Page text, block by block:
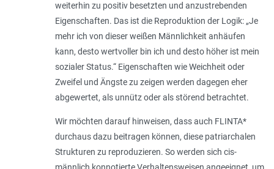
weiterhin zu positiv besetzten und anzustrebenden
Eigenschaften. Das ist die Reproduktion der Logik: „Je
mehr ich von dieser weißen Männlichkeit anhäufen
kann, desto wertvoller bin ich und desto höher ist mein
sozialer Status.“ Eigenschaften wie Weichheit oder
Zweifel und Ängste zu zeigen werden dagegen eher
abgewertet, als unnütz oder als störend betrachtet.
Wir möchten darauf hinweisen, dass auch FLINTA*
durchaus dazu beitragen können, diese patriarchalen
Strukturen zu reproduzieren. So werden sich cis-